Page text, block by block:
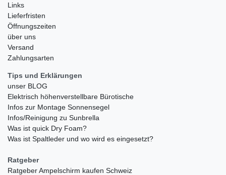
Links
Lieferfristen
Öffnungszeiten
über uns
Versand
Zahlungsarten
Tips und Erklärungen
unser BLOG
Elektrisch höhenverstellbare Bürotische
Infos zur Montage Sonnensegel
Infos/Reinigung zu Sunbrella
Was ist quick Dry Foam?
Was ist Spaltleder und wo wird es eingesetzt?
Ratgeber
Ratgeber Ampelschirm kaufen Schweiz